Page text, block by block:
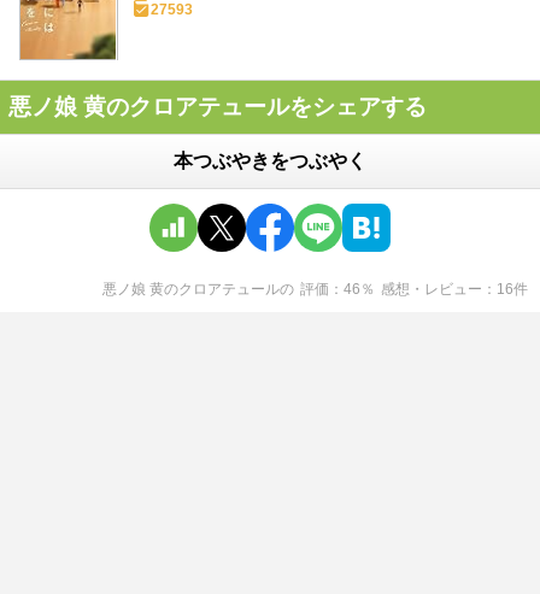
27593
悪ノ娘 黄のクロアテュールをシェアする
本つぶやきをつぶやく
悪ノ娘 黄のクロアテュールの 評価 46 ％ 感想・レビュー 16件